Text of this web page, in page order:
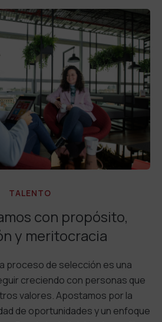
TALENTO
con propósito,
y meritocracia
proceso de selección es una
creciendo con personas que
valores. Apostamos por la
de oportunidades y un enfoque